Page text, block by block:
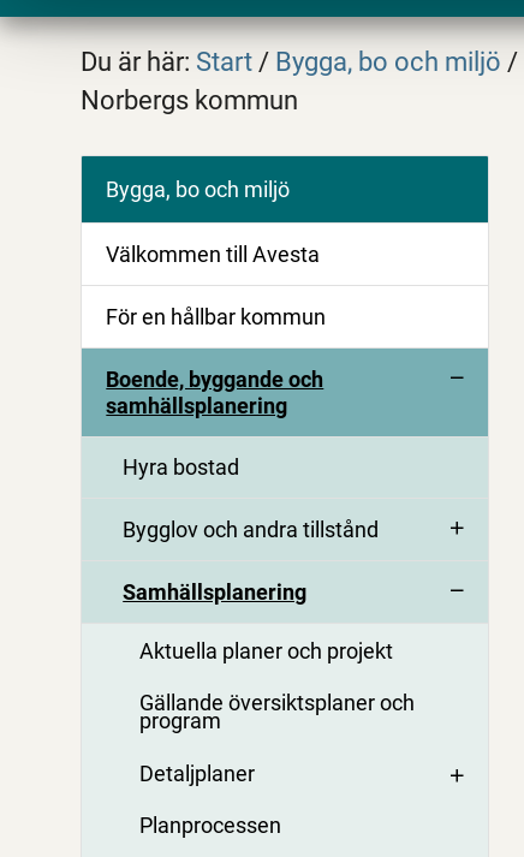
Du är här: Start / Bygga, bo och miljö /
Norbergs kommun
Bygga, bo och miljö
Välkommen till Avesta
För en hållbar kommun
Boende, byggande och
samhällsplanering
Hyra bostad
Bygglov och andra tillstånd
Samhällsplanering
Aktuella planer och projekt
Gällande översiktsplaner och
program
Detaljplaner
Planprocessen